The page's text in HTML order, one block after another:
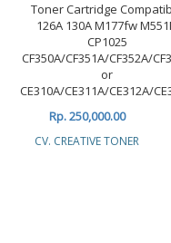
Toner Cartridge
126A 130A M177fw
CP1025
CF350A/CF351A/CF352A/
or
CE310A/CE311A/CE312A/
Rp. 250,000.00
CV. CREATIVE TONER